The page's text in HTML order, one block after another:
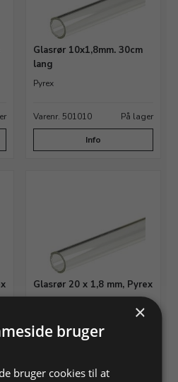
Glasrør 10x1,8mm. 30cm
lang
Pyrex
Varenr. 501010 På lager
Info
Glasrør 20 x 1,8 mm, Pyrex
Info
×
bruger
bruger cookies til at